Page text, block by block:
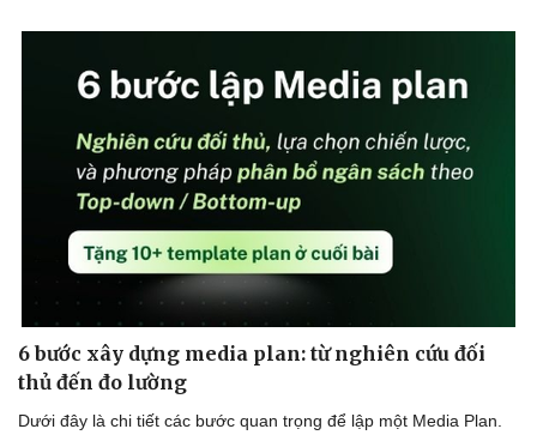
6 bước xây dựng media plan: từ nghiên cứu đối
thủ đến đo lường
Dưới đây là chi tiết các bước quan trọng để lập một Media Plan.